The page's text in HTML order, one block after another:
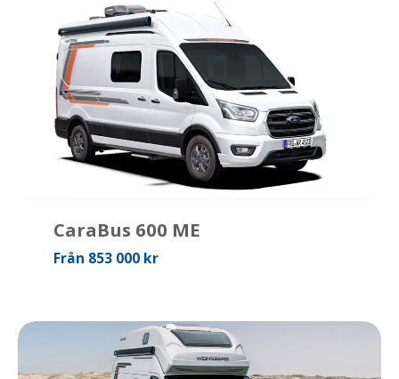
CaraBus 600 ME
Från 853 000 kr